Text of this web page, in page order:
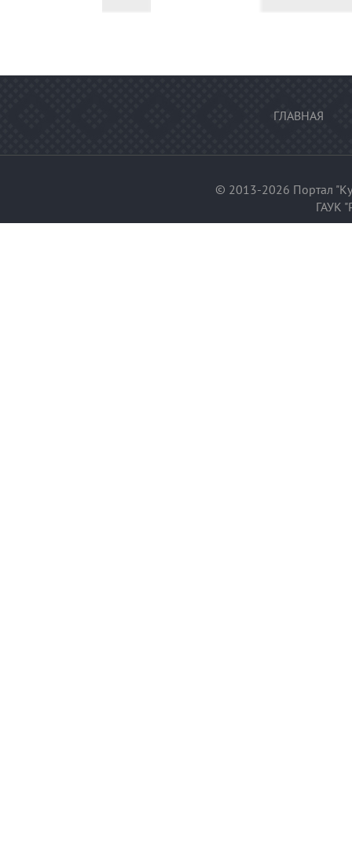
ГЛАВНАЯ
© 2013-2026 Портал
ГАУК